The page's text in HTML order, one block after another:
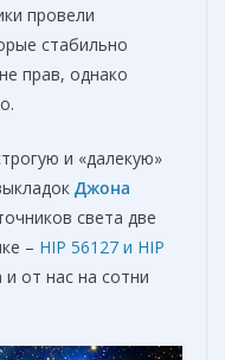
провели
стабильно
прав, однако
и «далекую»
Джона
света две
– HIP 56127 и HIP
и от нас на сотни